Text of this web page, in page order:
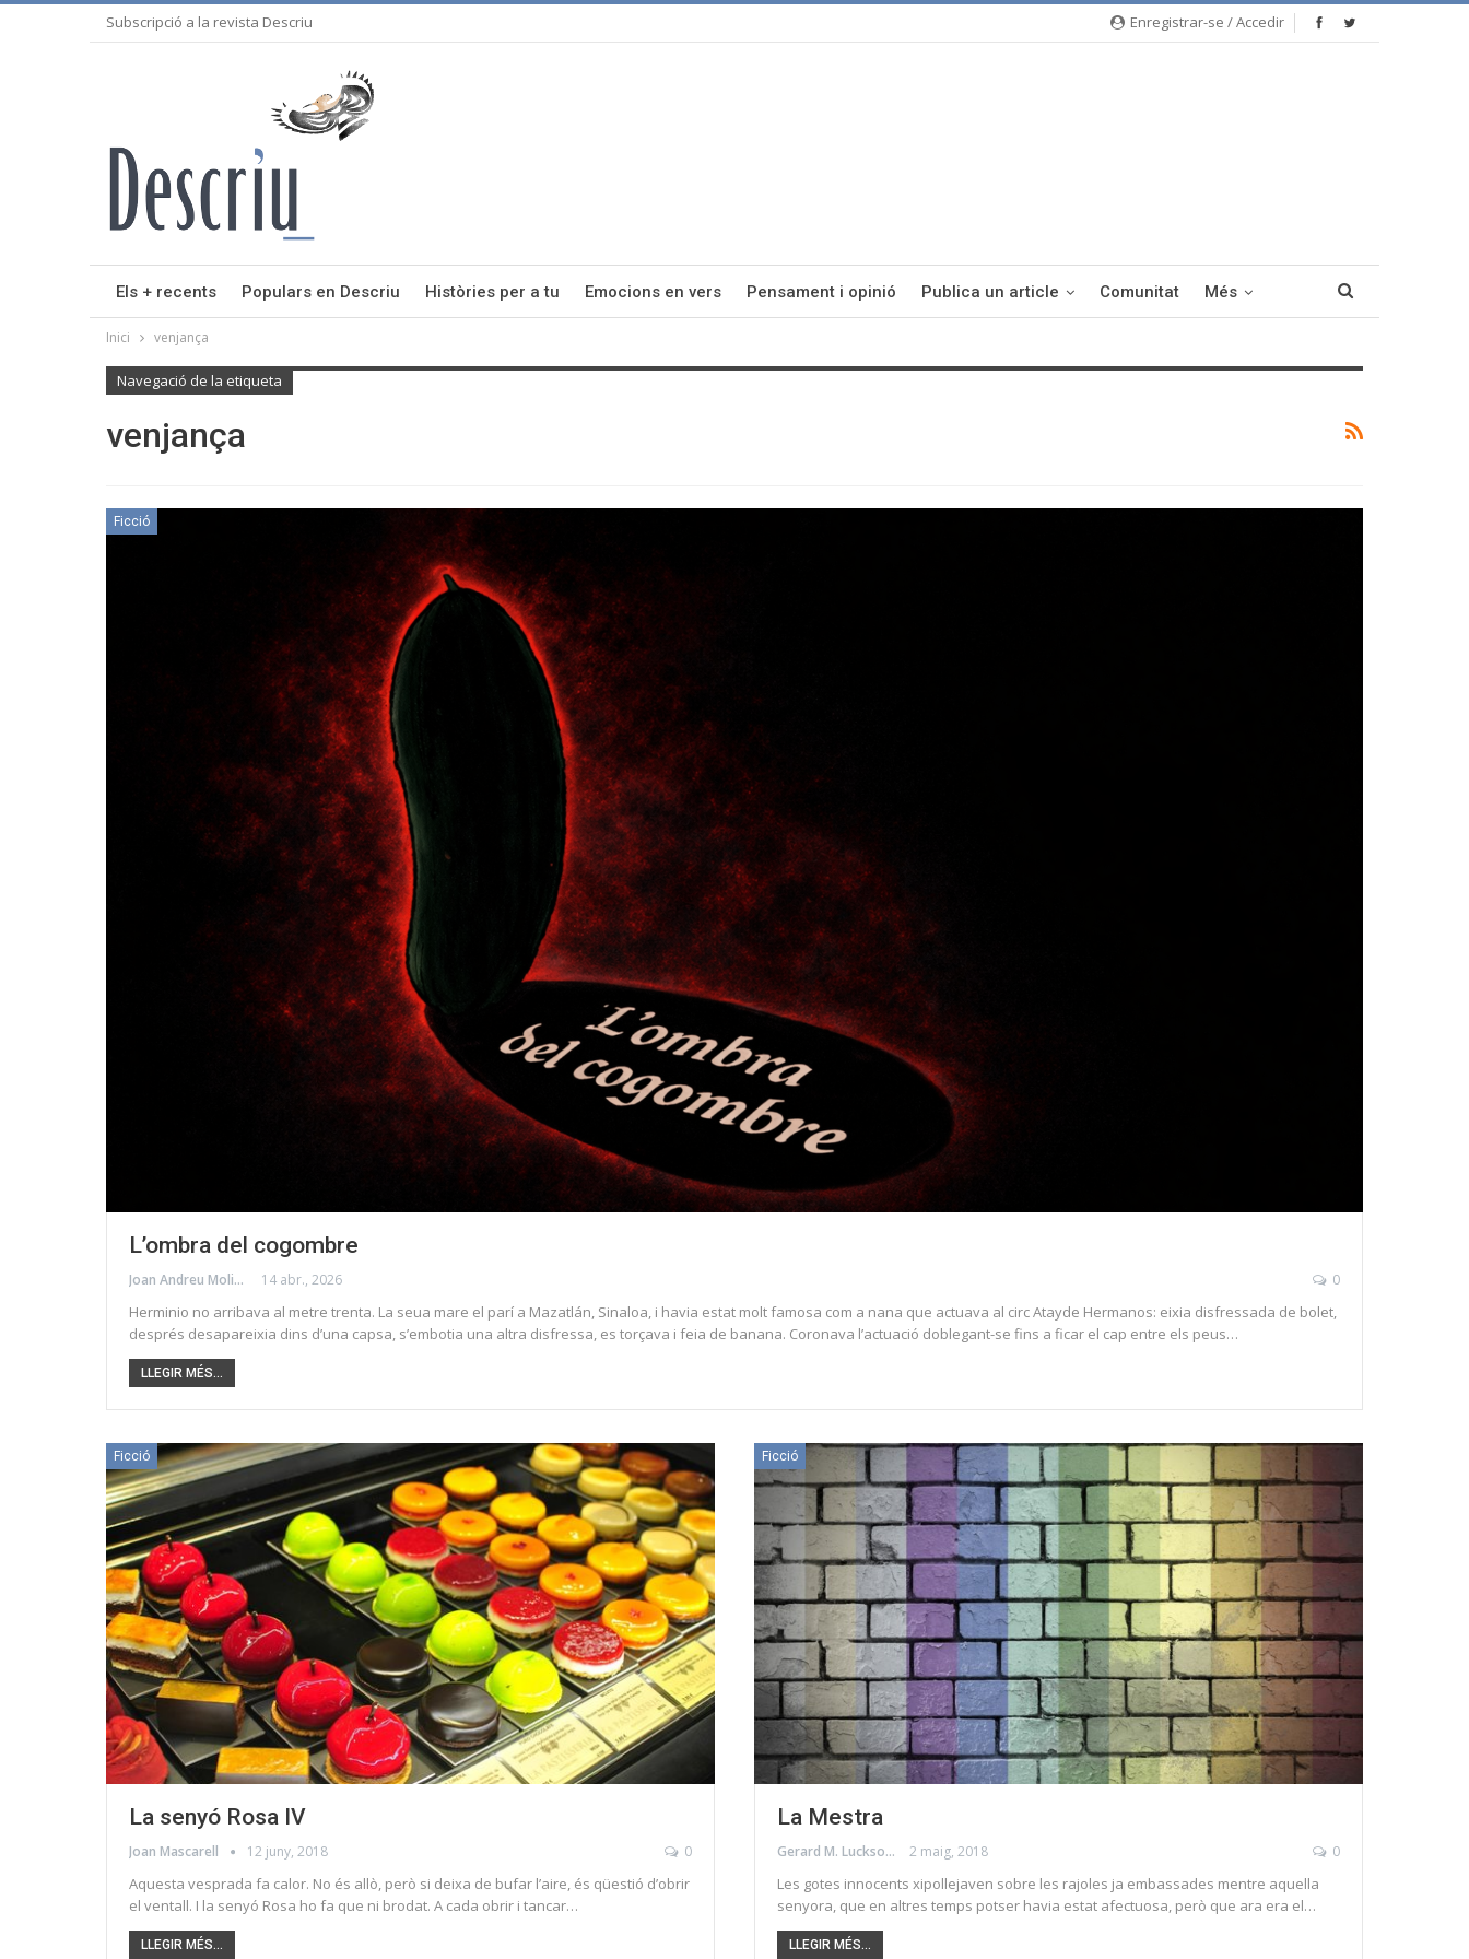
Enregistrar-se / Accedir
Subscripció a la revista Descriu
Els + recents Populars en Descriu Històries per a tu Emocions en vers Pensament i opinió Publica un article Comunitat Més
Inici venjança
Navegació de la etiqueta
venjança
Ficció
L’ombra del cogombre
Joan Andreu Molins 14 abr., 2026 0
Herminio no arribava al metre trenta. La seua mare el parí a Mazatlán, Sinaloa, i havia estat molt famosa com a nana que actuava al circ Atayde Hermanos: eixia disfressada de bolet,
després desapareixia dins d’una capsa, s’embotia una altra disfressa, es torçava i feia de banana. Coronava l’actuació doblegant-se fins a ficar el cap entre els peus…
LLEGIR MÉS...
Ficció
La senyó Rosa IV
Joan Mascarell 12 juny, 2018 0
Aquesta vesprada fa calor. No és allò, però si deixa de bufar l’aire, és qüestió d’obrir
el ventall. I la senyó Rosa ho fa que ni brodat. A cada obrir i tancar…
LLEGIR MÉS...
Ficció
La Mestra
Gerard M. Luckson 2 maig, 2018 0
Les gotes innocents xipollejaven sobre les rajoles ja embassades mentre aquella
senyora, que en altres temps potser havia estat afectuosa, però que ara era el…
LLEGIR MÉS...